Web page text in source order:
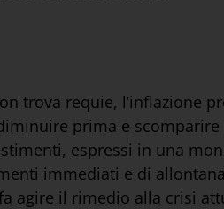
trova requie, l’inflazione
prima e
espressi in una
immediati e di
agire il rimedio alla crisi